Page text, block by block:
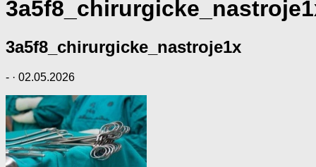
3a5f8_chirurgicke_nastroje1x
- · 02.05.2026